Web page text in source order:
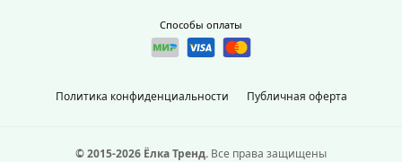
Политика конфиденциальности Публичная оферта
Способы оплаты
© 2015-2026 Ёлка Тренд. Все права защищены